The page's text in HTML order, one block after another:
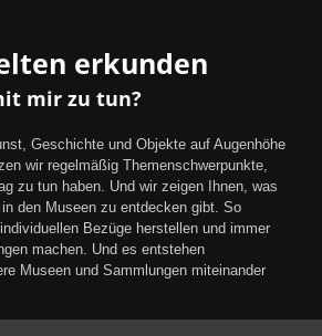
erkunden
mir zu tun?
Geschichte und Objekte auf Augenhöhe
wir regelmäßig Themenschwerpunkte,
zu tun haben. Und wir zeigen Ihnen, was
den Museen zu entdecken gibt. So
Bezüge herstellen und immer
machen. Und es entstehen
Museen und Sammlungen miteinander